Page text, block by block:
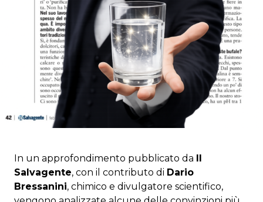
In un approfondimento pubblicato da Il
Salvagente, con il contributo di Dario
Bressanini, chimico e divulgatore scientifico,